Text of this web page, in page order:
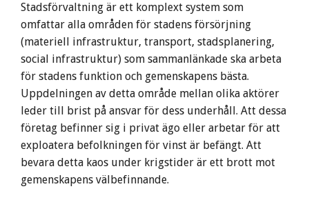
Stadsförvaltning är ett komplext system som
omfattar alla områden för stadens försörjning
(materiell infrastruktur, transport, stadsplanering,
social infrastruktur) som sammanlänkade ska arbeta
för stadens funktion och gemenskapens bästa.
Uppdelningen av detta område mellan olika aktörer
leder till brist på ansvar för dess underhåll. Att dessa
företag befinner sig i privat ägo eller arbetar för att
exploatera befolkningen för vinst är befängt. Att
bevara detta kaos under krigstider är ett brott mot
gemenskapens välbefinnande.